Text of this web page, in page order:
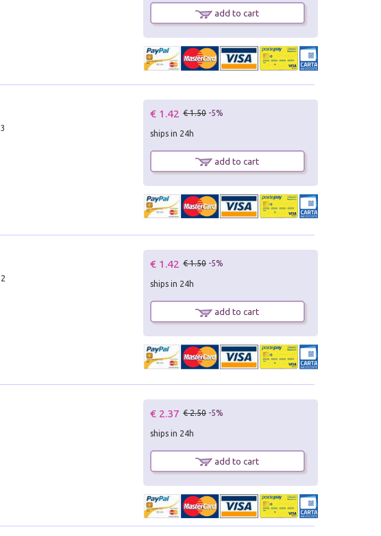
add to cart
€ 1.42 € 1.50 -5%
ships in 24h
add to cart
€ 1.42 € 1.50 -5%
ships in 24h
add to cart
€ 2.37 € 2.50 -5%
ships in 24h
add to cart